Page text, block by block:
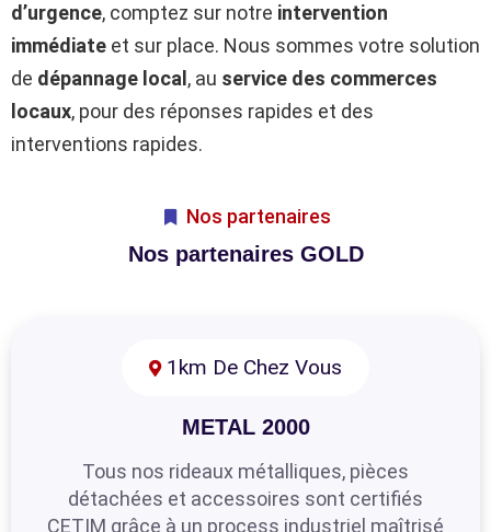
d’urgence, comptez sur notre intervention
immédiate et sur place. Nous sommes votre solution
de dépannage local , au service des commerces
locaux, pour des réponses rapides et des
interventions rapides.
Nos partenaires
Nos partenaires GOLD
1km De Chez Vous
METAL 2000
Tous nos rideaux métalliques, pièces
détachées et accessoires sont certifiés
CETIM grâce à un process industriel maîtrisé